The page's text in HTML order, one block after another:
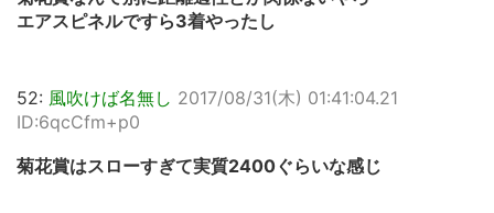
エアスピネルですら3着やったし
52: 風吹けば名無し 2017/08/31(木) 01:41:04.21
ID:6qcCfm+p0
菊花賞はスローすぎて実質2400ぐらいな感じ